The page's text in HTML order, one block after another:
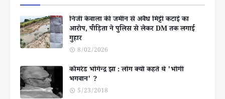
निजी केवाला की जमीन से अवैध मिट्टी कटाई का
आरोप, पीड़िता ने पुलिस से लेकर DM तक लगाई
गुहार
8/02/2026
कॉमरेड भोगेन्द्र झा : लोग क्यों कहते थे 'भोगी
भगवान' ?
5/23/2018